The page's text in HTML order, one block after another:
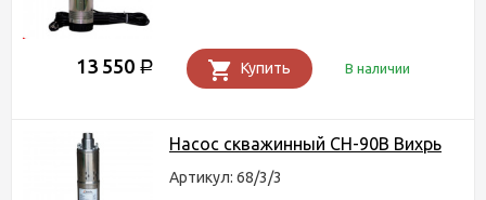
13 550 Р Купить В наличии
Насос скважинный СН-90В Вихрь
Артикул: 68/3/3